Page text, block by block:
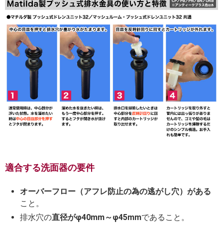
適合する洗面器の要件
オーバーフロー（アフレ防止の為の逃がし穴）がある
こと。
排水穴の直径がφ40mm～φ45mmであること。